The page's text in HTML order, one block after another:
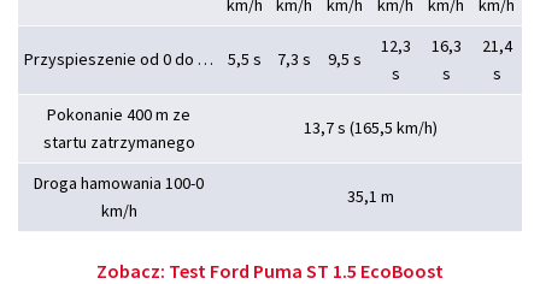
km/h km/h km/h km/h km/h km/h
Przyspieszenie od 0 do … 5,5 s 7,3 s 9,5 s
12,3
s
16,3
s
21,4
s
Pokonanie 400 m ze
startu zatrzymanego
13,7 s (165,5 km/h)
Droga hamowania 100-0
km/h
35,1 m
Zobacz: Test Ford Puma ST 1.5 EcoBoost